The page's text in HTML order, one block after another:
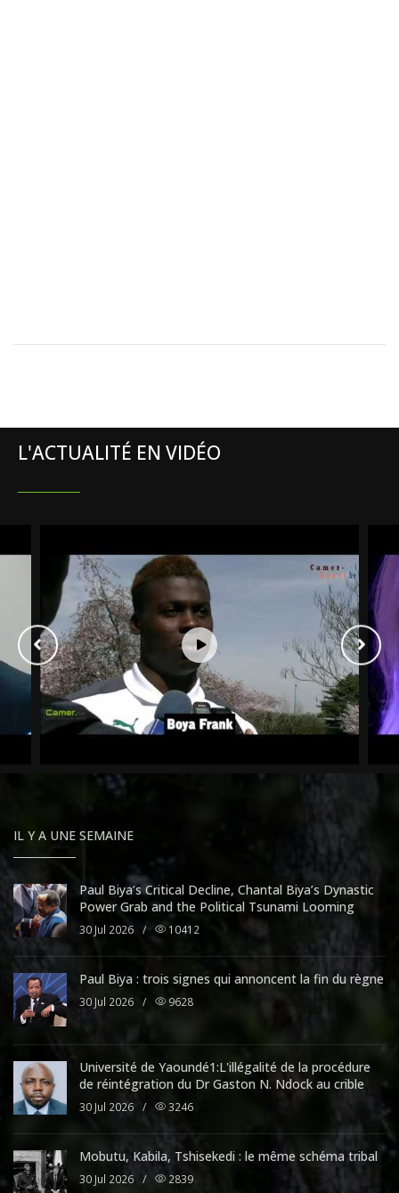
L'ACTUALITÉ EN VIDÉO
IL Y A UNE SEMAINE
Paul Biya’s Critical Decline, Chantal Biya’s Dynastic
Power Grab and the Political Tsunami Looming
30 Jul 2026 / 10412
Paul Biya : trois signes qui annoncent la fin du règne
30 Jul 2026 / 9628
Université de Yaoundé1:L'illégalité de la procédure
de réintégration du Dr Gaston N. Ndock au crible
30 Jul 2026 / 3246
Mobutu, Kabila, Tshisekedi : le même schéma tribal
30 Jul 2026 / 2839